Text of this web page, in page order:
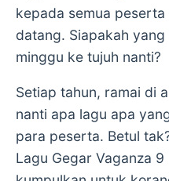
kepada semua
datang. Siapakah
minggu ke tujuh nanti?
Setiap tahun, ramai di
nanti apa lagu apa
para peserta. Betul
Lagu Gegar Vaganza